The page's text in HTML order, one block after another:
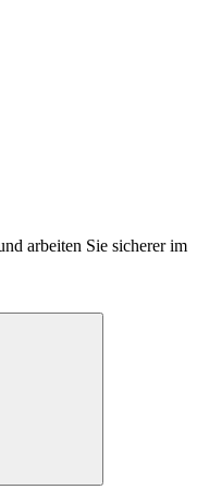
arbeiten Sie sicherer im